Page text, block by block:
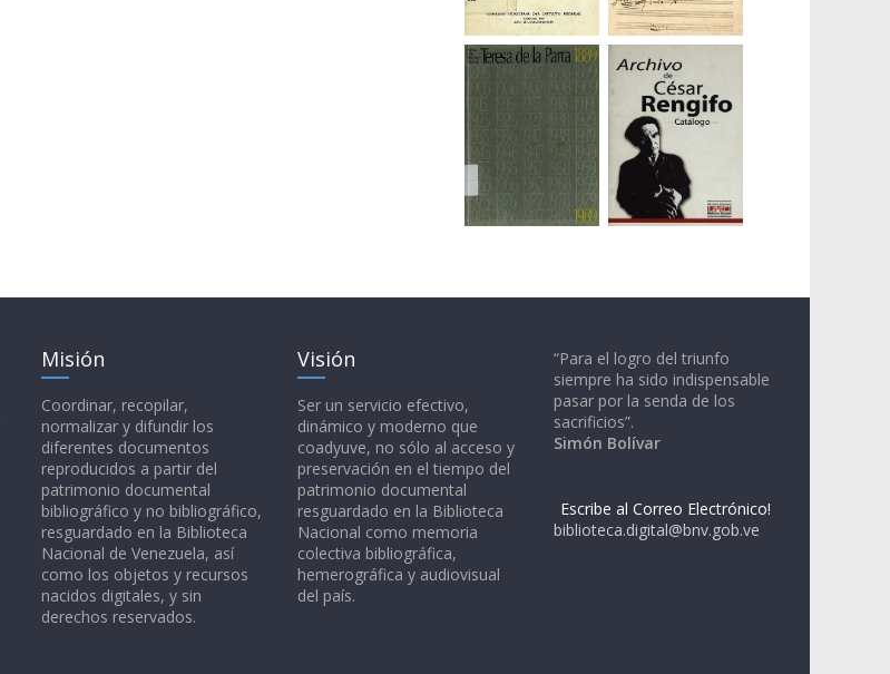
Misión
Coordinar, recopilar,
normalizar y difundir los
diferentes documentos
reproducidos a partir del
patrimonio documental
bibliográfico y no bibliográfico,
resguardado en la Biblioteca
Nacional de Venezuela, así
como los objetos y recursos
nacidos digitales, y sin
derechos reservados.
Visión
Ser un servicio efectivo,
dinámico y moderno que
coadyuve, no sólo al acceso y
preservación en el tiempo del
patrimonio documental
resguardado en la Biblioteca
Nacional como memoria
colectiva bibliográfica,
hemerográfica y audiovisual
del país.
“Para el logro del triunfo
siempre ha sido indispensable
pasar por la senda de los
sacrificios”.
Simón Bolívar
Escribe al Correo Electrónico!
biblioteca.digital@bnv.gob.ve